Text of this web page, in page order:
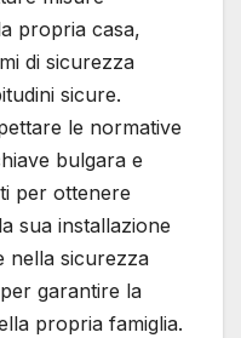
propria casa,
di sicurezza
sicure.
le normative
bulgara e
per ottenere
sua installazione
nella sicurezza
garantire la
propria famiglia.